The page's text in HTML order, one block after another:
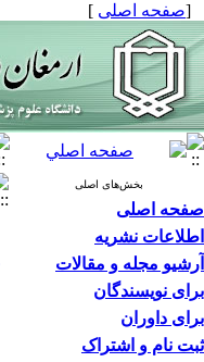
[صفحه اصلی ]
بخش‌های اصلی
صفحه اصلی
اطلاعات نشریه
آرشیو مجله و مقالات
برای نویسندگان
برای داوران
ثبت نام و اشتراک